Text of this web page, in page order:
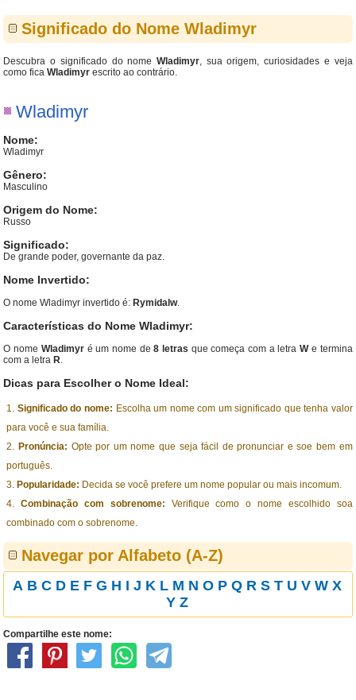
Significado do Nome Wladimyr
Descubra o significado do nome Wladimyr, sua origem, curiosidades e veja
como ficaWladimyr escrito ao contrário.
Wladimyr
Nome:
Wladimyr
Gênero:
Masculino
Origem do Nome:
Russo
Significado:
De grande poder, governante da paz.
Nome Invertido:
O nome Wladimyr invertido é: Rymidalw.
Características do Nome Wladimyr:
O nome Wladimyré um nome de8 letras que começa com a letraWe termina
com a letra R.
Dicas para Escolher o Nome Ideal:
Significado do nome: Escolha um nome com um significado que tenha valor
para você e sua família.
Pronúncia: Opte por um nome que seja fácil de pronunciar e soe bem em
português.
Popularidade: Decida se você prefere um nome popular ou mais incomum.
Combinação com sobrenome: Verifique como o nome escolhido soa
combinado com o sobrenome.
Navegar por Alfabeto (A-Z)
A B C D E F G H I J K L M N O P Q R S T U V W X
Y Z
Compartilhe este nome: